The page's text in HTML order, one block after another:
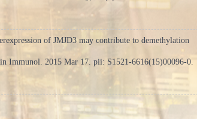
of JMJD3 may contribute to demethylation
Immunol. 2015 Mar 17. pii: S1521-6616(15)00096-0.